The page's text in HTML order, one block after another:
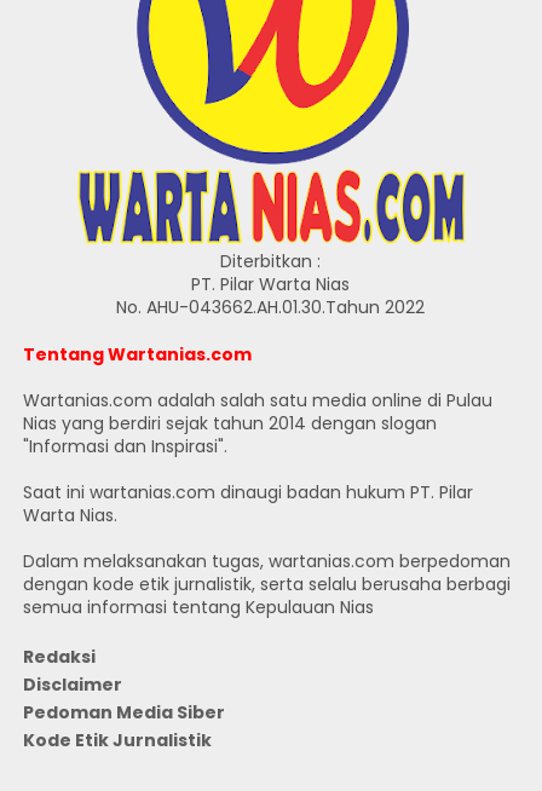
Diterbitkan :
PT. Pilar Warta Nias
No. AHU-043662.AH.01.30.Tahun 2022
Tentang Wartanias.com
Wartanias.com adalah salah satu media online di Pulau
Nias yang berdiri sejak tahun 2014 dengan slogan
"Informasi dan Inspirasi".
Saat ini wartanias.com dinaugi badan hukum PT. Pilar
Warta Nias.
Dalam melaksanakan tugas, wartanias.com berpedoman
dengan kode etik jurnalistik, serta selalu berusaha berbagi
semua informasi tentang Kepulauan Nias
Redaksi
Disclaimer
Pedoman Media Siber
Kode Etik Jurnalistik